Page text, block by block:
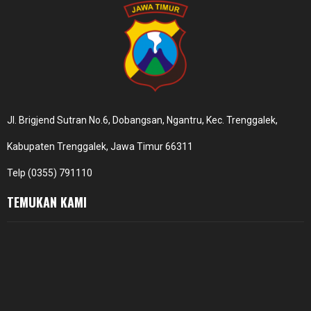
Jl. Brigjend Sutran No.6, Dobangsan, Ngantru, Kec. Trenggalek,
Kabupaten Trenggalek, Jawa Timur 66311
Telp (0355) 791110
TEMUKAN KAMI